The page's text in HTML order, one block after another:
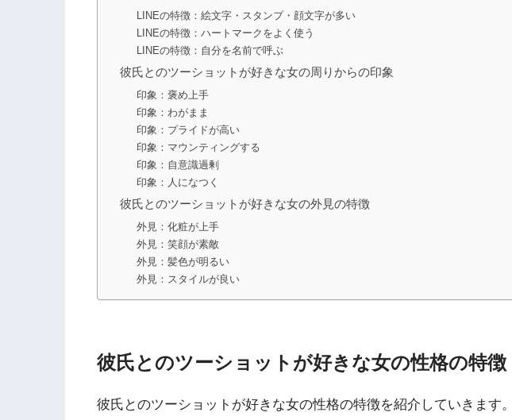
LINEの特徴：絵文字・スタンプ・顔文字が多い
LINEの特徴：ハートマークをよく使う
LINEの特徴：自分を名前で呼ぶ
彼氏とのツーショットが好きな女の周りからの印象
印象：褒め上手
印象：わがまま
印象：プライドが高い
印象：マウンティングする
印象：自意識過剰
印象：人になつく
彼氏とのツーショットが好きな女の外見の特徴
外見：化粧が上手
外見：笑顔が素敵
外見：髪色が明るい
外見：スタイルが良い
彼氏とのツーショットが好きな女の性格の特徴
彼氏とのツーショットが好きな女の性格の特徴を紹介していきます。